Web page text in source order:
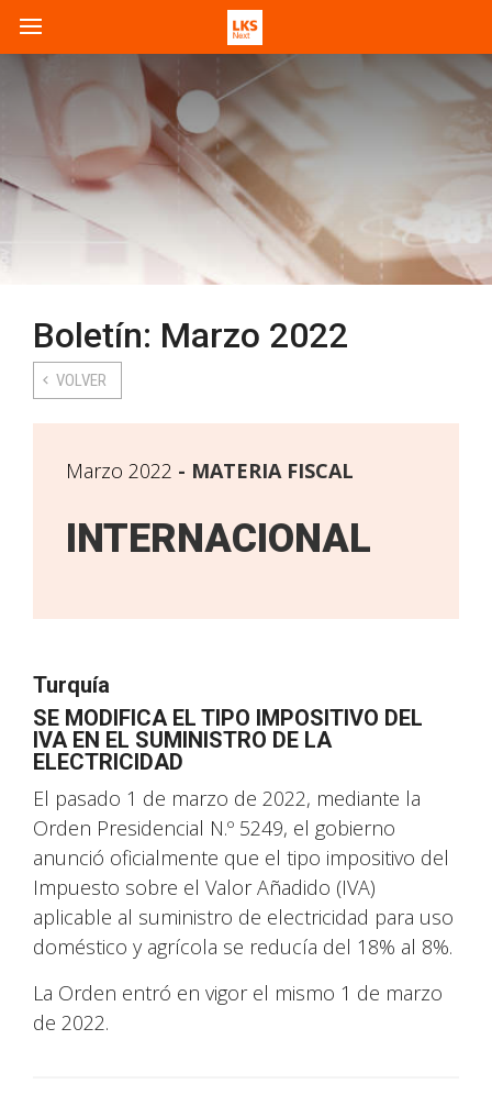
Boletín: Marzo 2022
VOLVER
Marzo 2022 MATERIA FISCAL
INTERNACIONAL
Turquía
SE MODIFICA EL TIPO IMPOSITIVO DEL
IVA EN EL SUMINISTRO DE LA
ELECTRICIDAD
El pasado 1 de marzo de 2022, mediante la
Orden Presidencial N.º 5249, el gobierno
anunció oficialmente que el tipo impositivo del
Impuesto sobre el Valor Añadido (IVA)
aplicable al suministro de electricidad para uso
doméstico y agrícola se reducía del 18% al 8%.
La Orden entró en vigor el mismo 1 de marzo
de 2022.